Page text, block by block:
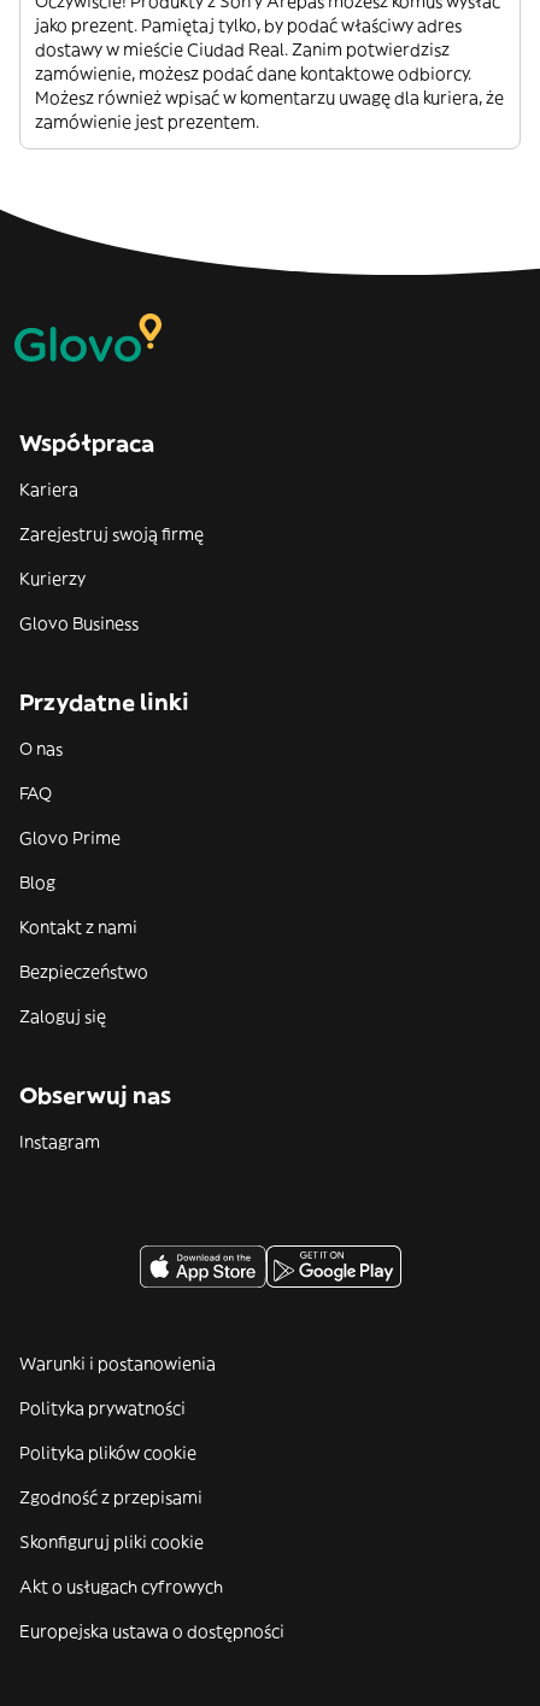
jako prezent. Pamiętaj tylko, by podać właściwy adres
dostawy w mieście Ciudad Real. Zanim potwierdzisz
zamówienie, możesz podać dane kontaktowe odbiorcy.
Możesz również wpisać w komentarzu uwagę dla kuriera, że
zamówienie jest prezentem.
Współpraca
Kariera
Zarejestruj swoją firmę
Kurierzy
Glovo Business
Przydatne linki
O nas
FAQ
Glovo Prime
Blog
Kontakt z nami
Bezpieczeństwo
Zaloguj się
Obserwuj nas
Instagram
Warunki i postanowienia
Polityka prywatności
Polityka plików cookie
Zgodność z przepisami
Skonfiguruj pliki cookie
Akt o usługach cyfrowych
Europejska ustawa o dostępności